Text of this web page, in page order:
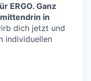
ERGO. Ganz
in
dich jetzt und
individuellen